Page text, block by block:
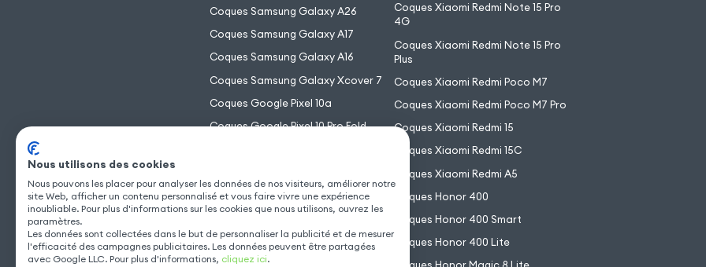
Coques Samsung Galaxy A26
Coques Samsung Galaxy A17
Coques Samsung Galaxy A16
Coques Samsung Galaxy Xcover 7
Coques Google Pixel 10a
Coques Google Pixel 10 Pro Fold
Coques Google Pixel 10
Coques Xiaomi Redmi Note 15 Pro
4G
Coques Xiaomi Redmi Note 15 Pro
Plus
Coques Xiaomi Redmi Poco M7
Coques Xiaomi Redmi Poco M7 Pro
Coques Xiaomi Redmi 15
Coques Xiaomi Redmi 15C
Coques Xiaomi Redmi A5
Coques Honor 400
Coques Honor 400 Smart
Coques Honor 400 Lite
Nous utilisons des cookies
Nous pouvons les placer pour analyser les données de nos visiteurs, améliorer notre
site Web, afficher un contenu personnalisé et vous faire vivre une expérience
inoubliable. Pour plus d'informations sur les cookies que nous utilisons, ouvrez les
paramètres.
Les données sont collectées dans le but de personnaliser la publicité et de mesurer
l'efficacité des campagnes publicitaires. Les données peuvent être partagées
avec Google LLC. Pour plus d'informations, cliquez ici.